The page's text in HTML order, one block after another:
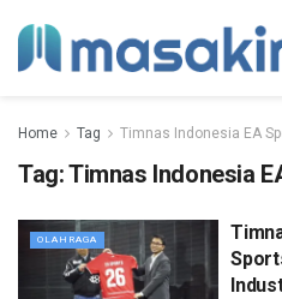
Home Tag Timnas Indonesia EA
Tag:Timnas Indonesia
OLAHRAGA